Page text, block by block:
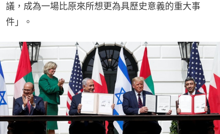
議，成為一場比原來所想更為具歷史意義的重大事
件」。